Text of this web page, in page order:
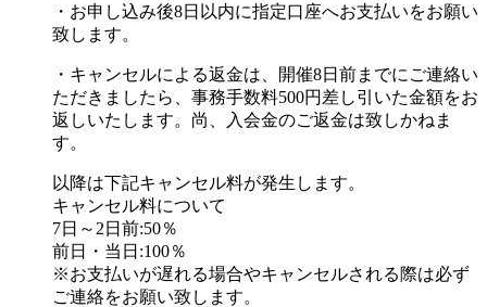
・お申し込み後8日以内に指定口座へお支払いをお願い
致します。
・キャンセルによる返金は、開催8日前までにご連絡い
ただきましたら、事務手数料500円差し引いた金額をお
返しいたします。尚、入会金のご返金は致しかねま
す。
以降は下記キャンセル料が発生します。
キャンセル料について
7日～2日前:50％
前日・当日:100％
※お支払いが遅れる場合やキャンセルされる際は必ず
ご連絡をお願い致します。